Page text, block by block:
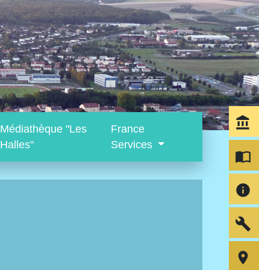
Médiathèque "Les
Halles"
France
Services
account_balance
import_contacts
info
build
room